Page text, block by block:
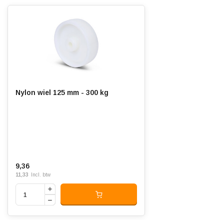
Nylon wiel 125 mm - 300 kg
9,36
11,33 Incl. btw